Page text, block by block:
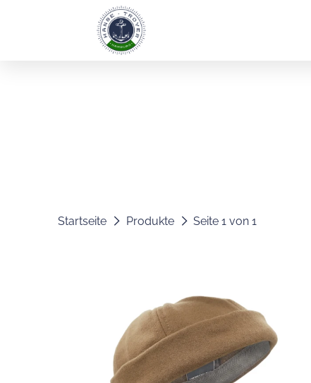
Startseite Produkte Seite 1 von 1